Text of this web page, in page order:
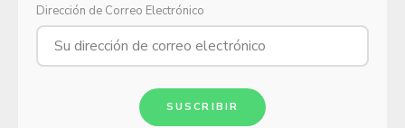
Dirección de Correo Electrónico
SUSCRIBIR